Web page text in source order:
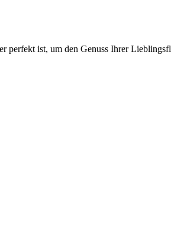
perfekt ist, um den Genuss Ihrer